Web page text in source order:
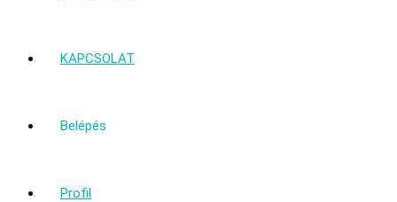
KAPCSOLAT
Belépés
Profil